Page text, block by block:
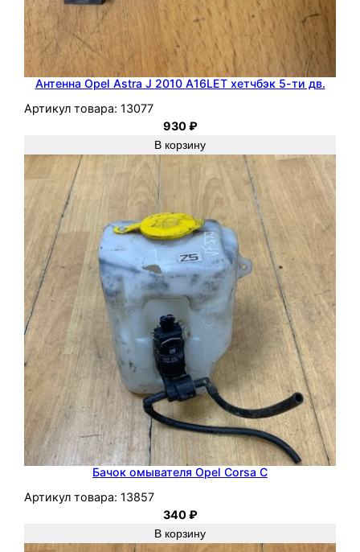
Антенна Opel Astra J 2010 A16LET хетчбэк 5-ти дв.
Артикул товара: 13077
930₽
В корзину
Бачок омывателя Opel Corsa C
Артикул товара: 13857
340₽
В корзину